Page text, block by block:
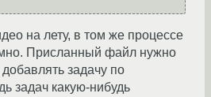
на лету, в том же процессе
Присланный файл нужно
задачу по
задач какую-нибудь